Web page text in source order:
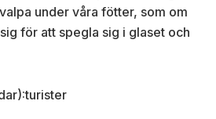
under våra fötter, som om
för att spegla sig i glaset och